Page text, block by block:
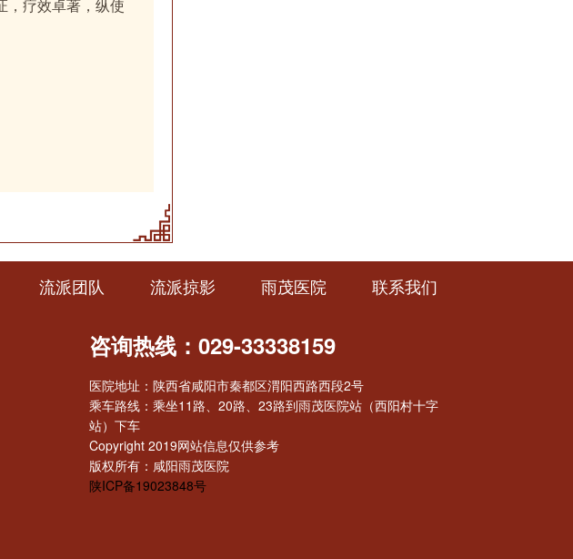
，疗效卓著，纵使
流派团队 流派掠影 雨茂医院 联系我们
咨询热线：029-33338159
医院地址：陕西省咸阳市秦都区渭阳西路西段2号
乘车路线：乘坐11路、20路、23路到雨茂医院站（西阳村十字
站）下车
Copyright 2019网站信息仅供参考
版权所有：咸阳雨茂医院
陕ICP备19023848号